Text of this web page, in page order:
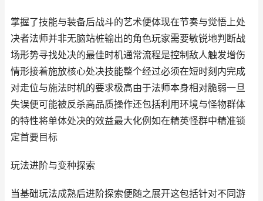
掌握了技能与装备后战斗的艺术便体现在节奏与觉悟上处
决者法师并非无脑站桩输出的角色玩家需要敏锐地判断战
场形势寻找处决的最佳时机通常流程是控制敌人触发增伤
情形接着施放核心处决技能整个经过必须在短时刻内完成
对走位与施法时机的要求极高由于法师本身相对脆弱一旦
失误便可能被反杀高品质操作还包括利用环境与怪物群体
的特性将单体处决的效益最大化例如在精英怪群中精准锁
定首要目标
玩法进阶与变种探索
当基础玩法成熟后进阶探索便随之展开这包括针对不同游